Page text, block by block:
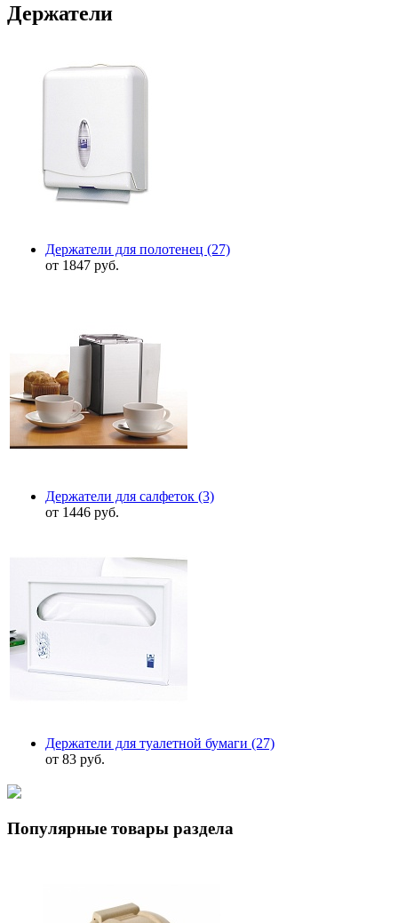
Держатели
Держатели для полотенец (27)
от 1847 руб.
Держатели для салфеток (3)
от 1446 руб.
Держатели для туалетной бумаги (27)
от 83 руб.
Популярные товары раздела